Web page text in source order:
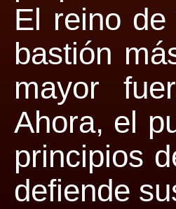
El reino
bastión
mayor
Ahora, el
principios
defiende